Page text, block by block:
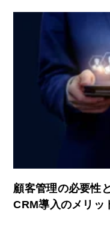
顧客管理の必要性
CRM導入のメリッ